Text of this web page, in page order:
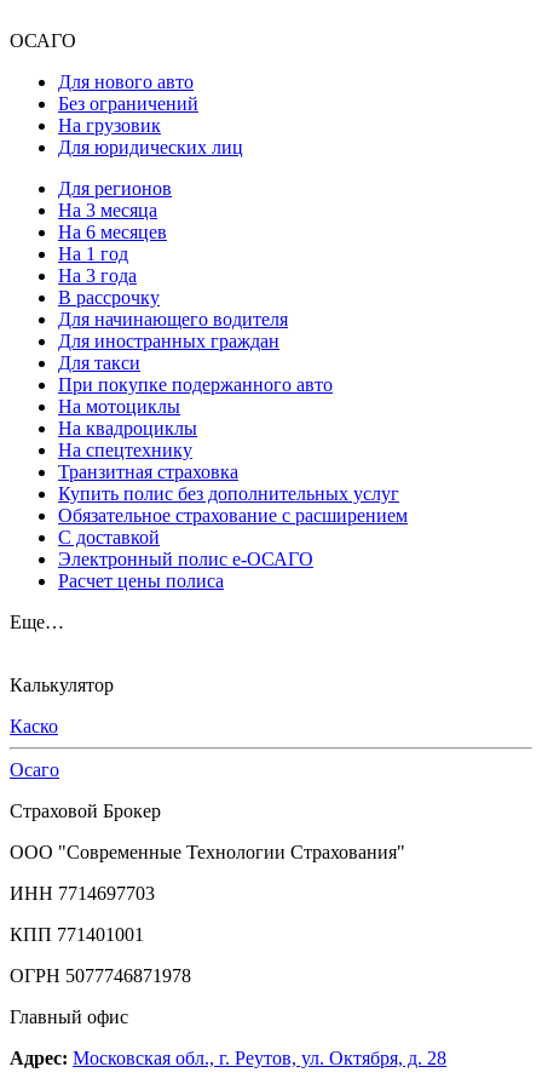
ОСАГО
Для нового авто
Без ограничений
На грузовик
Для юридических лиц
Для регионов
На 3 месяца
На 6 месяцев
На 1 год
На 3 года
В рассрочку
Для начинающего водителя
Для иностранных граждан
Для такси
При покупке подержанного авто
На мотоциклы
На квадроциклы
На спецтехнику
Транзитная страховка
Купить полис без дополнительных услуг
Обязательное страхование с расширением
С доставкой
Электронный полис е-ОСАГО
Расчет цены полиса
Еще…
Калькулятор
Каско
Осаго
Страховой Брокер
ООО "Современные Технологии Страхования"
ИНН 7714697703
КПП 771401001
ОГРН 5077746871978
Главный офис
Адрес: Московская обл., г. Реутов, ул. Октября, д. 28